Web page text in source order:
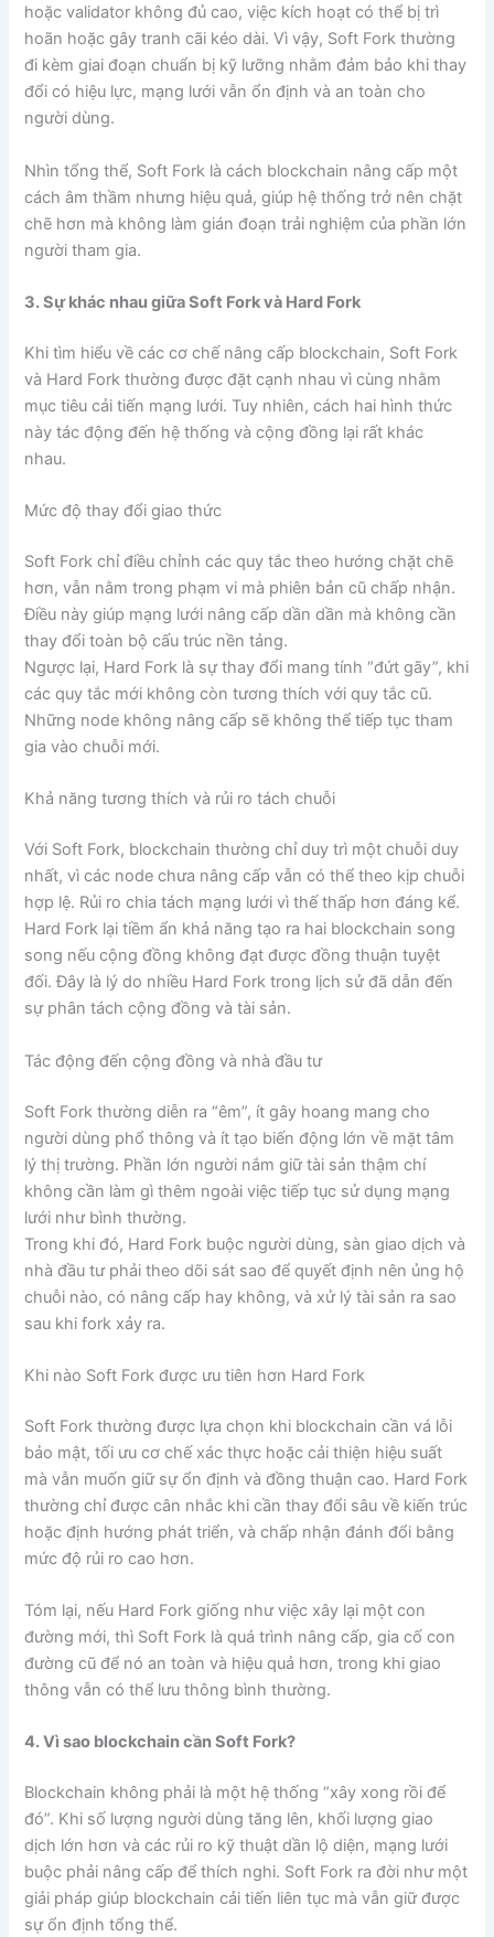
hoặc validator không đủ cao, việc kích hoạt có thể bị trì
hoãn hoặc gây tranh cãi kéo dài. Vì vậy, Soft Fork thường
đi kèm giai đoạn chuẩn bị kỹ lưỡng nhằm đảm bảo khi thay
đổi có hiệu lực, mạng lưới vẫn ổn định và an toàn cho
người dùng.
Nhìn tổng thể, Soft Fork là cách blockchain nâng cấp một
cách âm thầm nhưng hiệu quả, giúp hệ thống trở nên chặt
chẽ hơn mà không làm gián đoạn trải nghiệm của phần lớn
người tham gia.
3. Sự khác nhau giữa Soft Fork và Hard Fork
Khi tìm hiểu về các cơ chế nâng cấp blockchain, Soft Fork
và Hard Fork thường được đặt cạnh nhau vì cùng nhằm
mục tiêu cải tiến mạng lưới. Tuy nhiên, cách hai hình thức
này tác động đến hệ thống và cộng đồng lại rất khác
nhau.
Mức độ thay đổi giao thức
Soft Fork chỉ điều chỉnh các quy tắc theo hướng chặt chẽ
hơn, vẫn nằm trong phạm vi mà phiên bản cũ chấp nhận.
Điều này giúp mạng lưới nâng cấp dần dần mà không cần
thay đổi toàn bộ cấu trúc nền tảng.
Ngược lại, Hard Fork là sự thay đổi mang tính “đứt gãy”, khi
các quy tắc mới không còn tương thích với quy tắc cũ.
Những node không nâng cấp sẽ không thể tiếp tục tham
gia vào chuỗi mới.
Khả năng tương thích và rủi ro tách chuỗi
Với Soft Fork, blockchain thường chỉ duy trì một chuỗi duy
nhất, vì các node chưa nâng cấp vẫn có thể theo kịp chuỗi
hợp lệ. Rủi ro chia tách mạng lưới vì thế thấp hơn đáng kể.
Hard Fork lại tiềm ẩn khả năng tạo ra hai blockchain song
song nếu cộng đồng không đạt được đồng thuận tuyệt
đối. Đây là lý do nhiều Hard Fork trong lịch sử đã dẫn đến
sự phân tách cộng đồng và tài sản.
Tác động đến cộng đồng và nhà đầu tư
Soft Fork thường diễn ra “êm”, ít gây hoang mang cho
người dùng phổ thông và ít tạo biến động lớn về mặt tâm
lý thị trường. Phần lớn người nắm giữ tài sản thậm chí
không cần làm gì thêm ngoài việc tiếp tục sử dụng mạng
lưới như bình thường.
Trong khi đó, Hard Fork buộc người dùng, sàn giao dịch và
nhà đầu tư phải theo dõi sát sao để quyết định nên ủng hộ
chuỗi nào, có nâng cấp hay không, và xử lý tài sản ra sao
sau khi fork xảy ra.
Khi nào Soft Fork được ưu tiên hơn Hard Fork
Soft Fork thường được lựa chọn khi blockchain cần vá lỗi
bảo mật, tối ưu cơ chế xác thực hoặc cải thiện hiệu suất
mà vẫn muốn giữ sự ổn định và đồng thuận cao. Hard Fork
thường chỉ được cân nhắc khi cần thay đổi sâu về kiến trúc
hoặc định hướng phát triển, và chấp nhận đánh đổi bằng
mức độ rủi ro cao hơn.
Tóm lại, nếu Hard Fork giống như việc xây lại một con
đường mới, thì Soft Fork là quá trình nâng cấp, gia cố con
đường cũ để nó an toàn và hiệu quả hơn, trong khi giao
thông vẫn có thể lưu thông bình thường.
4. Vì sao blockchain cần Soft Fork?
Blockchain không phải là một hệ thống “xây xong rồi để
đó”. Khi số lượng người dùng tăng lên, khối lượng giao
dịch lớn hơn và các rủi ro kỹ thuật dần lộ diện, mạng lưới
buộc phải nâng cấp để thích nghi. Soft Fork ra đời như một
giải pháp giúp blockchain cải tiến liên tục mà vẫn giữ được
sự ổn định tổng thể.